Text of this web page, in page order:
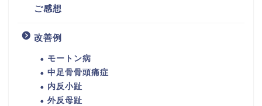
ご感想
改善例
モートン病
中足骨骨頭痛症
内反小趾
外反母趾